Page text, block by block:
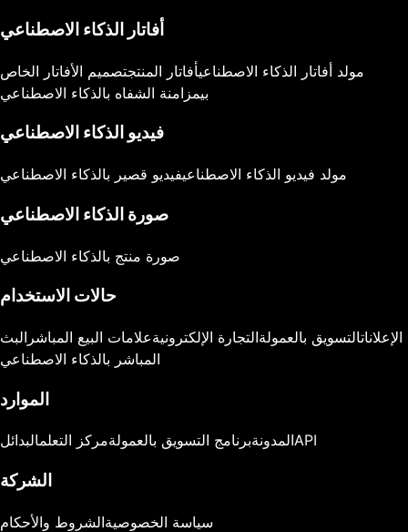
أفاتار الذكاء الاصطناعي
مولد أفاتار الذكاء الاصطناعيأفاتار المنتجتصميم الأفاتار الخاص
بيمزامنة الشفاه بالذكاء الاصطناعي
فيديو الذكاء الاصطناعي
مولد فيديو الذكاء الاصطناعيفيديو قصير بالذكاء الاصطناعي
صورة الذكاء الاصطناعي
صورة منتج بالذكاء الاصطناعي
حالات الاستخدام
الإعلاناتالتسويق بالعمولةالتجارة الإلكترونيةعلامات البيع المباشر البث
المباشر بالذكاء الاصطناعي
الموارد
المدونةبرنامج التسويق بالعمولةمركز التعلمالبدائل API
الشركة
سياسة الخصوصيةالشروط والأحكام